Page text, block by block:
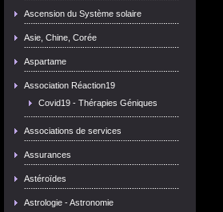
Ascension du Système solaire
Asie, Chine, Corée
Aspartame
Association Réaction19
Covid19 - Thérapies Géniques
Associations de services
Assurances
Astéroïdes
Astrologie - Astronomie